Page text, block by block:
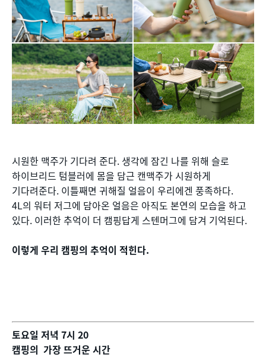
시원한 맥주가 기다려 준다. 생각에 잠긴 나를 위해 슬로
하이브리드 텀블러에 몸을 담근 캔맥주가 시원하게
기다려준다. 이틀째면 귀해질 얼음이 우리에겐 풍족하다.
4L의 워터 저그에 담아온 얼음은 아직도 본연의 모습을 하고
있다. 이러한 추억이 더 캠핑답게 스텐머그에 담겨 기억된다.
이렇게 우리 캠핑의 추억이 적힌다.
토요일 저녁 7시 20
캠핑의 가장 뜨거운 시간